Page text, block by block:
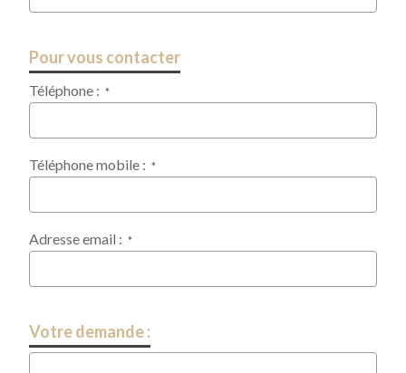
Pour vous contacter
Téléphone : *
Téléphone mobile : *
Adresse email : *
Votre demande :